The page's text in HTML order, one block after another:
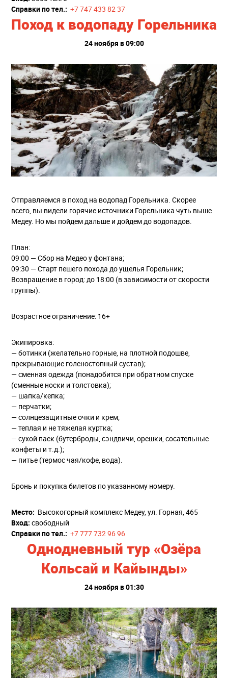
Справки по тел.: +7 747 433 82 37
Поход к водопаду Горельника
24 ноября в 09:00
Отправляемся в поход на водопад Горельника. Скорее
всего, вы видели горячие источники Горельника чуть выше
Медеу. Но мы пойдем дальше и дойдем до водопадов.
План:
09:00 — Сбор на Медео у фонтана;
09:30 — Старт пешего похода до ущелья Горельник;
Возвращение в город: до 18:00 (в зависимости от скорости
группы).
Возрастное ограничение: 16+
Экипировка:
— ботинки (желательно горные, на плотной подошве,
прекрывающие голеностопный сустав);
— сменная одежда (понадобится при обратном спуске
(сменные носки и толстовка);
— шапка/кепка;
— перчатки;
— солнцезащитные очки и крем;
— теплая и не тяжелая куртка;
— сухой паек (бутерброды, сэндвичи, орешки, сосательные
конфеты и т.д.);
— питье (термос чая/кофе, вода).
Бронь и покупка билетов по указанному номеру.
Место: Высокогорный комплекс Медеу, ул. Горная, 465
Вход: свободный
Справки по тел.: +7 777 732 96 96
Однодневный тур «Озёра
Кольсай и Кайынды»
24 ноября в 01:30